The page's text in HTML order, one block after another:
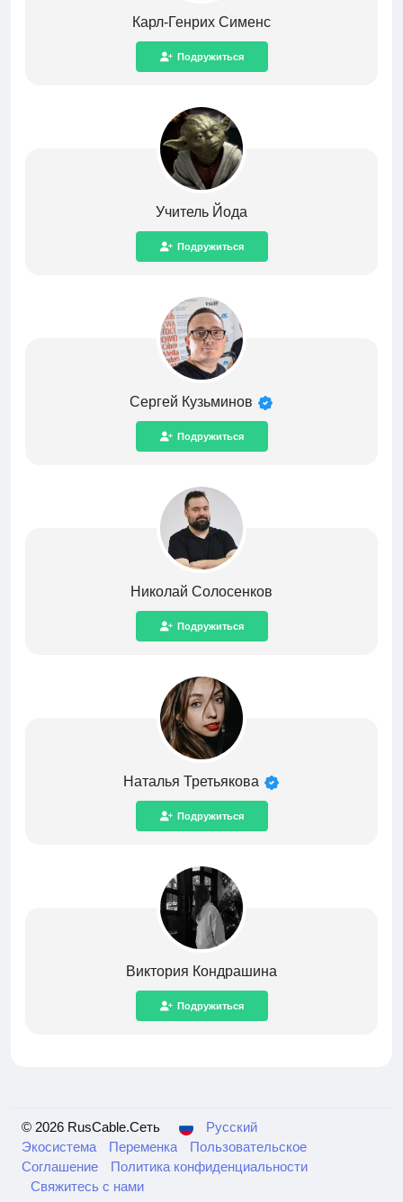
Карл-Генрих Сименс
Подружиться
Учитель Йода
Подружиться
Сергей Кузьминов
Подружиться
Николай Солосенков
Подружиться
Наталья Третьякова
Подружиться
Виктория Кондрашина
Подружиться
© 2026 RusCable.Сеть
Русский
Экосистема
Переменка
Пользовательское
Соглашение
Политика конфиденциальности
Свяжитесь с нами